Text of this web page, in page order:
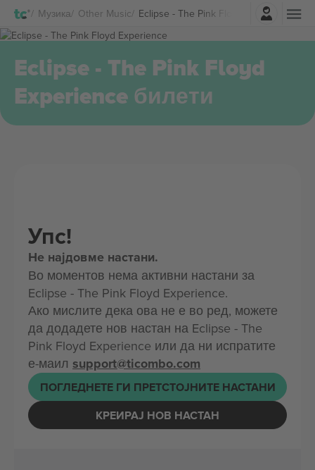
Музика Other Music Eclipse - The Pink Floyd Experience
Најави се
Eclipse - The Pink Floyd
Experience билети
Упс!
Не најдовме настани.
Во моментов нема активни настани за
Eclipse - The Pink Floyd Experience.
Ако мислите дека ова не е во ред, можете
да додадете нов настан на Eclipse - The
Pink Floyd Experience или да ни испратите
е-маил support@ticombo.com
ПОГЛЕДНЕТЕ ГИ ПРЕТСТОЈНИТЕ НАСТАНИ
КРЕИРАЈ НОВ НАСТАН